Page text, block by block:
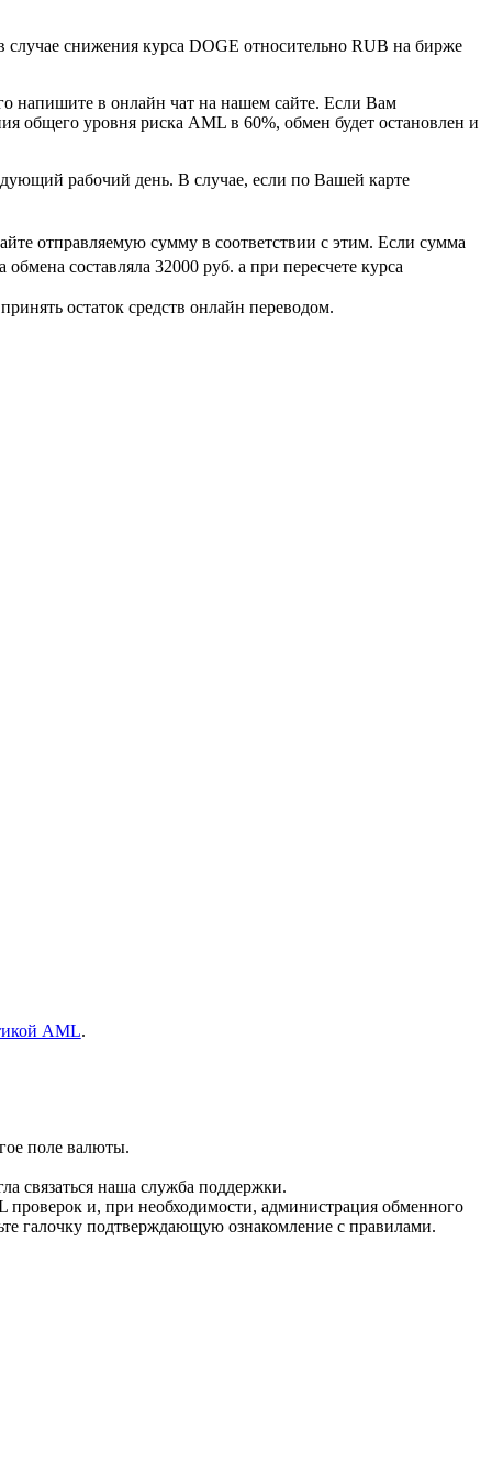
снижения курса DOGE относительно RUB на бирже
напишите в онлайн чат на нашем сайте. Если Вам
общего уровня риска AML в 60%, обмен будет остановлен и
рабочий день. В случае, если по Вашей карте
отправляемую сумму в соответствии с этим. Если сумма
составляла 32000 руб. а при пересчете курса
остаток средств онлайн переводом.
AML.
поле валюты.
связаться наша служба поддержки.
и, при необходимости, администрация обменного
галочку подтверждающую ознакомление с правилами.